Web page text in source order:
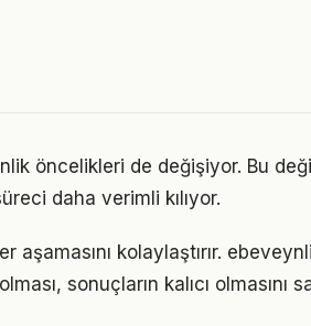
öncelikleri de değişiyor. Bu
daha verimli kılıyor.
kolaylaştırır.
sonuçların kalıcı olmasını